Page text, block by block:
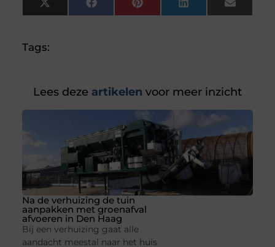
X
(Twitter)
FacebookPinterestLinkedInEmail
Tags:
Lees deze artikelen voor meer inzicht
Na de verhuizing de tuin
aanpakken met groenafval
afvoeren in Den Haag
Bij een verhuizing gaat alle
aandacht meestal naar het huis